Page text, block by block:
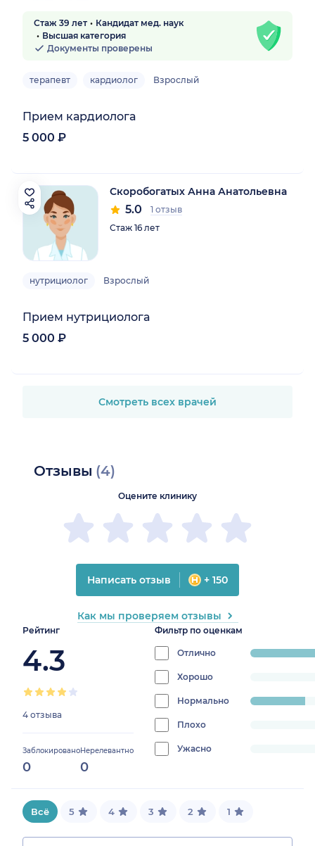
Стаж 39 лет
Кандидат мед. наук
Высшая категория
Документы проверены
терапевт кардиолог Взрослый
Прием кардиолога
5 000 ₽
Скоробогатых Анна Анатольевна
5.0
1 отзыв
Стаж 16 лет
нутрициолог Взрослый
Прием нутрициолога
5 000 ₽
Смотреть всех врачей
Отзывы (4)
Рейтинг
4.3
4 отзыва
Заблокировано
0
Нерелевантно
0
Фильтр по оценкам
Отлично
progress:
75%
Хорошо
0%
Нормально
Плохо
0%
Ужасно
progress:
Оцените клинику
Написать отзыв + 150
Как мы проверяем отзывы
Всё 5 4 3 2 1